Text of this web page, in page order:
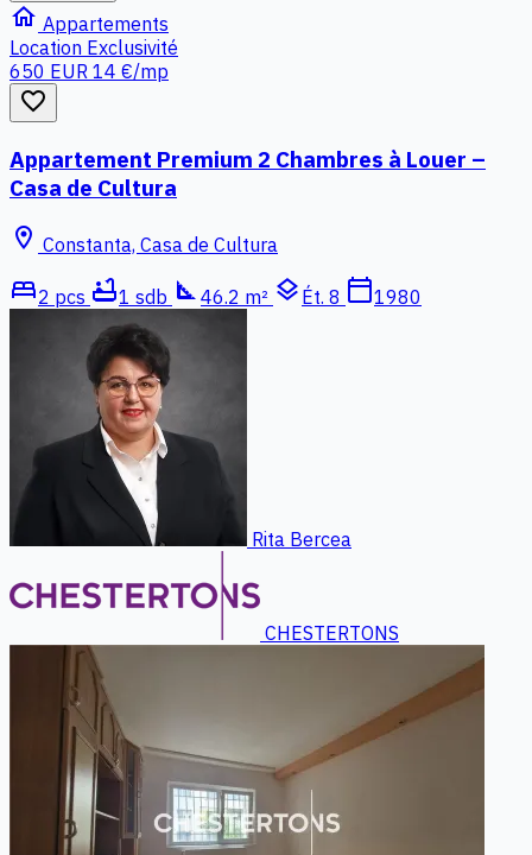
home Appartements
Location Exclusivité
650 EUR 14 €/mp
favorite_border
Appartement Premium 2 Chambres à Louer –
Casa de Cultura
location_on Constanta, Casa de Cultura
bed2 pcs bathtub1 sdb square_foot 46.2 m² layers Ét. 8 calendar_today1980
Rita Bercea
CHESTERTONS